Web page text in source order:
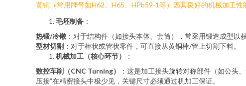
黄铜（常用牌号如H62、H65、HPb59-1等）因其良好的机械加工
毛坯制备 ：
热锻/冷镦 ：对于结构件（如接头本体、套筒），常采用锻造成型
型材切割 ：对于棒状或管状零件，可直接从黄铜棒/管上切割下料。
机械加工（核心环节）
：
数控车削（CNC Turning）
：这是加工接头旋转对称部件（如公头
压接”在精密接头中极少见，关键尺寸必须通过机加工保证。